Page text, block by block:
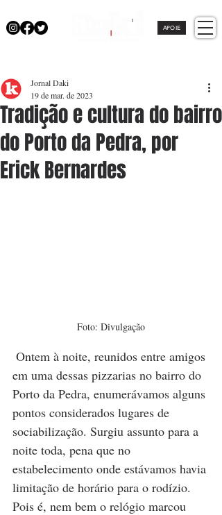
APOIE
Tradição e cultura do bairro
do Porto da Pedra, por
Erick Bernardes
Jornal Daki
19 de mar. de 2023
Foto: Divulgação
em uma dessas pizzarias no bairro do
Porto da Pedra, enumerávamos alguns
pontos considerados lugares de
sociabilização. Surgiu assunto para a
noite toda, pena que no
estabelecimento onde estávamos havia
limitação de horário para o rodízio.
Pois é, nem bem o relógio marcou